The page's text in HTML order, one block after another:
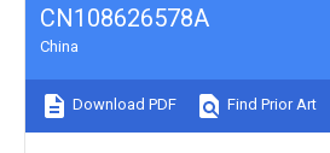
CN108626578A
China
Download PDF Find Prior Art